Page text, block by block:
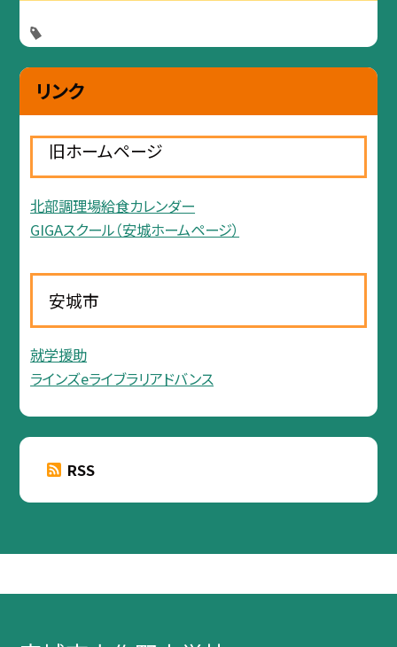
リンク
旧ホームページ
北部調理場給食カレンダー
GIGAスクール（安城ホームページ）
安城市
就学援助
ラインズeライブラリアドバンス
RSS